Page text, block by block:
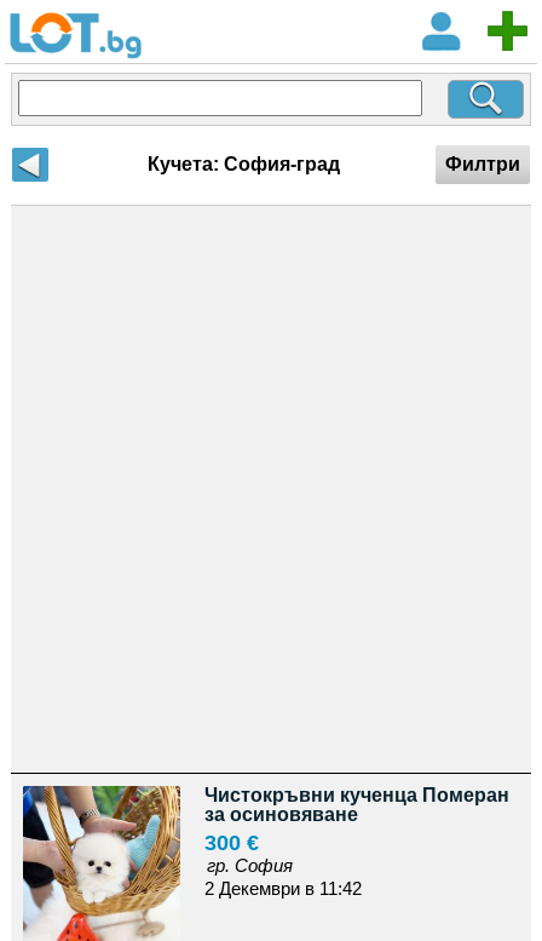
Кучета: София-град Филтри
Чистокръвни кученца Померан
за осиновяване
300 €
гр. София
2 Декември в 11:42